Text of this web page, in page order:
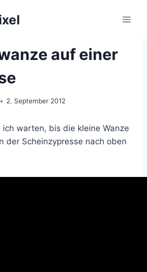
auf einer
2. September 2012
ich warten, bis die kleine Wanze
der Scheinzypresse nach oben